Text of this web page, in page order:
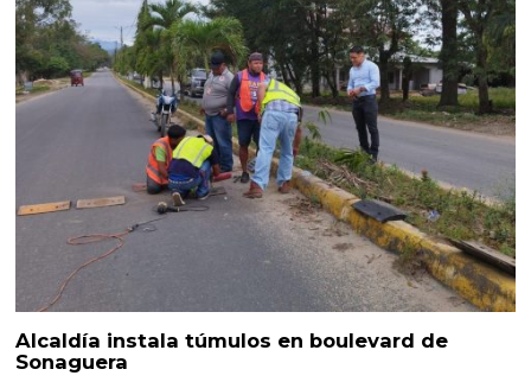
Alcaldía instala túmulos en boulevard de
Sonaguera